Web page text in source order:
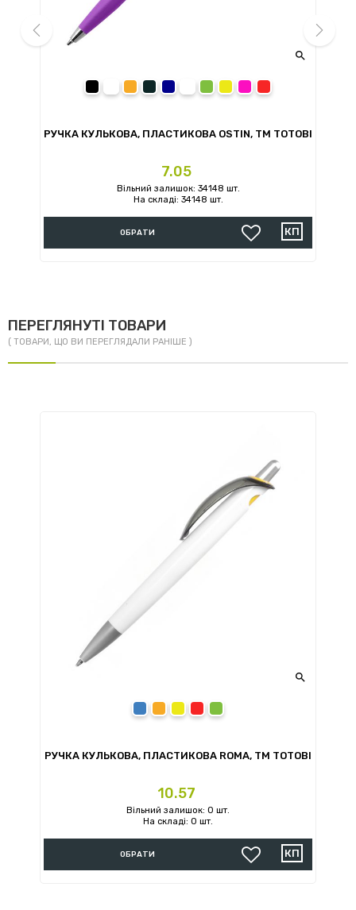

РУЧКА КУЛЬКОВА, ПЛАСТИКОВА OSTIN, ТМ TOTOBI
Ціна
7.05
Вільний залишок: 34148 шт.
На складі: 34148 шт.
ОБРАТИ
ПЕРЕГЛЯНУТІ ТОВАРИ
( ТОВАРИ, ЩО ВИ ПЕРЕГЛЯДАЛИ РАНІШЕ )

РУЧКА КУЛЬКОВА, ПЛАСТИКОВА ROMA, ТМ TOTOBI
Ціна
10.57
Вільний залишок: 0 шт.
На складі: 0 шт.
ОБРАТИ